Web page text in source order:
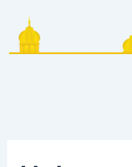
content
navigation